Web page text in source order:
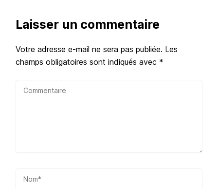
Laisser un commentaire
Votre adresse e-mail ne sera pas publiée. Les
champs obligatoires sont indiqués avec *